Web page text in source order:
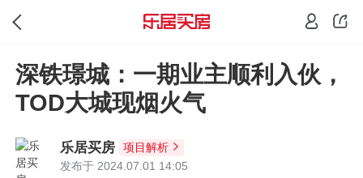
深铁璟城：一期业主顺利入伙，
TOD大城现烟火气
乐居买房
项目解析
发布于 2024.07.01 14:05